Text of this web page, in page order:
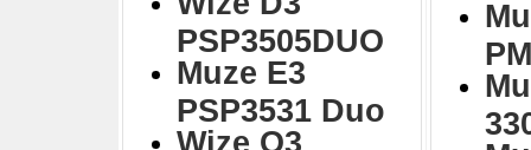
PSP3505DUO
Muze E3
PSP3531 Duo
Wize O3